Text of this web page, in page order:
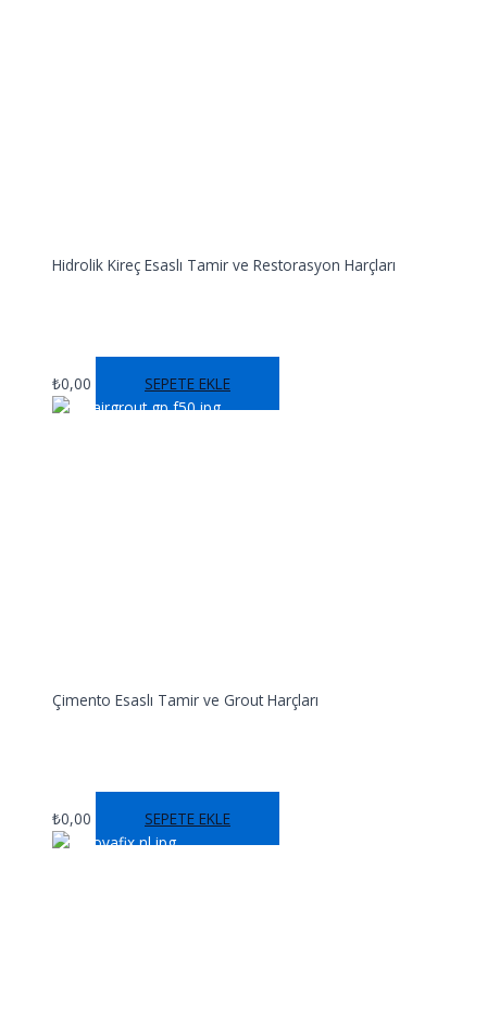
Hidrolik Kireç Esaslı Tamir ve Restorasyon Harçları
₺0,00 SEPETE EKLE
Çimento Esaslı Tamir ve Grout Harçları
₺0,00 SEPETE EKLE